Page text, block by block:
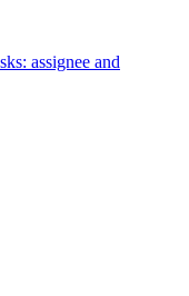
assignee and